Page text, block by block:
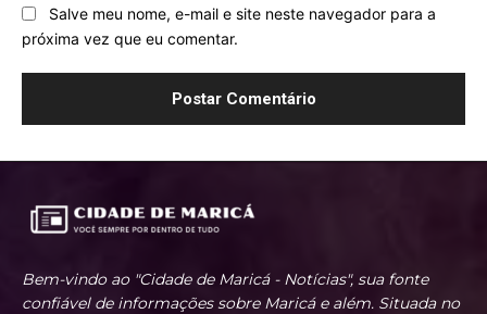
Salve meu nome, e-mail e site neste navegador para a
próxima vez que eu comentar.
Bem-vindo ao "Cidade de Maricá - Notícias", sua fonte
confiável de informações sobre Maricá e além. Situada no